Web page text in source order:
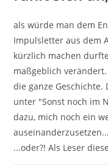
als würde man dem
Impulsletter aus dem
kürzlich machen
maßgeblich
die ganze
unter "Sonst noch im
dazu, mich noch ein
...oder?! Als Leser